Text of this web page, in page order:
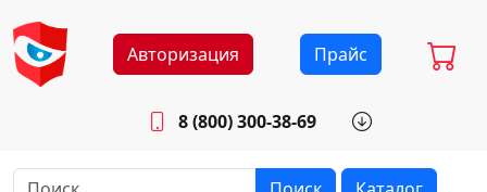
Авторизация Прайс
8 (800) 300-38-69
Будни: 8.30 - 17.00